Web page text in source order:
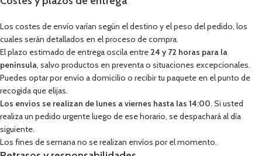
Los costes de envío varían según el destino y el peso del pedido, los
cuales serán detallados en el proceso de compra.
El plazo estimado de entrega oscila entre 24 y 72 horas para la
península, salvo productos en preventa o situaciones excepcionales.
Puedes optar por envío a domicilio o recibir tu paquete en el punto de
recogida que elijas.
Los envíos se realizan de lunes a viernes hasta las 14:00. Si usted
realiza un pedido urgente luego de ese horario, se despachará al día
siguiente.
Los fines de semana no se realizan envíos por el momento.